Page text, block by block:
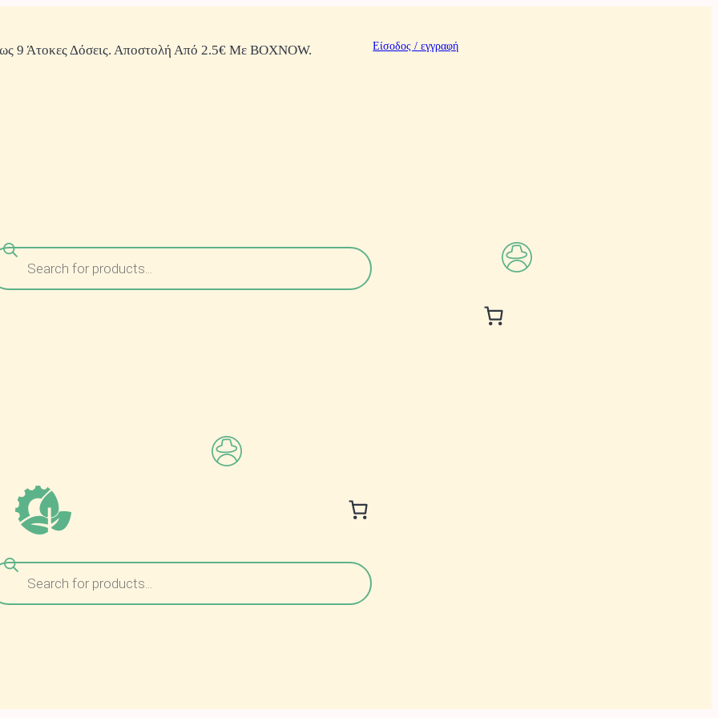
9 Άτοκες Δόσεις. Αποστολή Από 2.5€ Με BOXNOW. Είσοδος / εγγραφή